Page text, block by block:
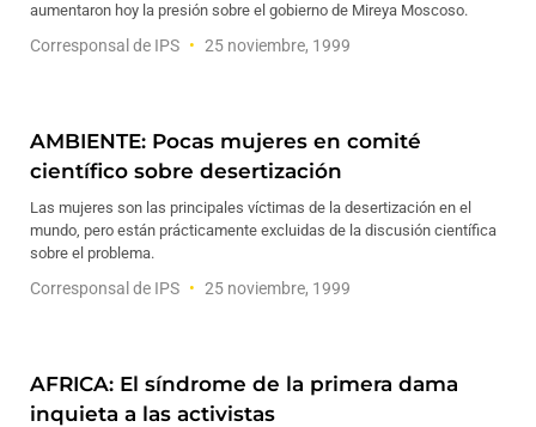
aumentaron hoy la presión sobre el gobierno de Mireya Moscoso.
Corresponsal de IPS 25 noviembre, 1999
AMBIENTE: Pocas mujeres en comité
científico sobre desertización
Las mujeres son las principales víctimas de la desertización en el
mundo, pero están prácticamente excluidas de la discusión científica
sobre el problema.
Corresponsal de IPS 25 noviembre, 1999
AFRICA: El síndrome de la primera dama
inquieta a las activistas